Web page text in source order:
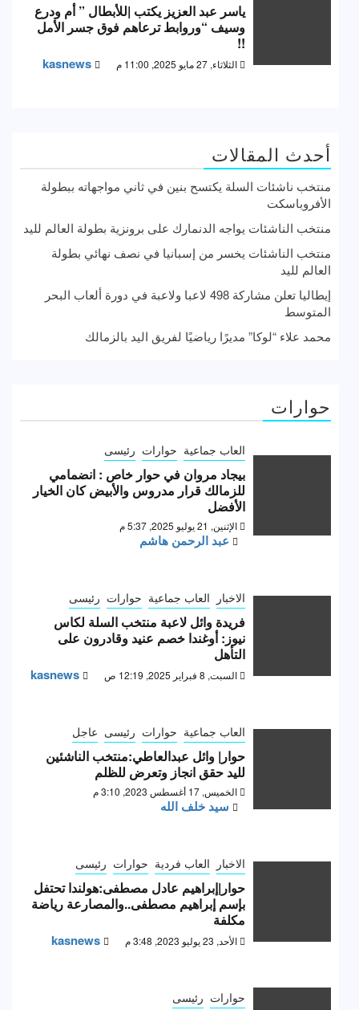
ياسر عبد العزيز يكتب |للأبطال ” أم ودرع
وسيف “وروابط ترعاهم فوق جسر الأمل
!!
الثلاثاء, 27 مايو 2025, 11:00 م kasnews
أحدث المقالات
منتخب ناشئات السلة يكتسح بنين في ثاني مواجهاته ببطولة
الأفروباسكت
منتخب الناشئات يواجه الدنمارك على برونزية بطولة العالم لليد
منتخب الناشئات يخسر من إسبانيا في نصف نهائي بطولة
العالم لليد
إيطاليا تعلن مشاركة 498 لاعبا ولاعبة في دورة ألعاب البحر
المتوسط
محمد علاء “لوكا” مديرًا رياضيًا لفريق اليد بالزمالك
حوارات
العاب جماعية حوارات رئيسى
بيجاد مروان في حوار خاص : انضمامي
للزمالك قرار مدروس والأبيض كان الخيار
الأفضل
الإثنين, 21 يوليو 2025, 5:37 م
عبد الرحمن هاشم
الاخبار العاب جماعية حوارات رئيسى
فريدة وائل لاعبة منتخب السلة لكاس
نيوز: أوغندا خصم عنيد وقادرون على
التأهل
السبت, 8 فبراير 2025, 12:19 ص kasnews
العاب جماعية حوارات رئيسى عاجل
حوار| وائل عبدالعاطي:منتخب الناشئين
لليد حقق انجاز وتعرض للظلم
الخميس, 17 أغسطس 2023, 3:10 م
سيد خلف الله
الاخبار العاب فردية حوارات رئيسى
حوار|إبراهيم عادل مصطفى:هولندا تحتفل
بإسم إبراهيم مصطفى..والمصارعة رياضة
مكلفة
الأحد, 23 يوليو 2023, 3:48 م kasnews
حوارات رئيسى